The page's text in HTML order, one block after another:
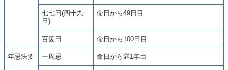
七七日(四十九
日)
命日から49日目
百箇日 命日から100日目
年忌法要 一周忌 命日から満1年目